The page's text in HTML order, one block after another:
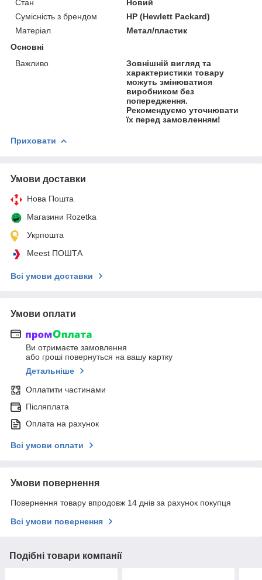
Стан
Новий
Сумісність з брендом
HP (Hewlett Packard)
Матеріал
Метал/пластик
Основні
Важливо
Зовнішній вигляд та
характеристики товару
можуть змінюватися
виробником без
попередження.
Рекомендуємо уточнювати
їх перед замовленням!
Приховати
Умови доставки
Нова Пошта
Магазини Rozetka
Укрпошта
Meest ПОШТА
Всі умови доставки
Умови оплати
Ви отримаєте замовлення
або гроші повернуться на вашу картку
Детальніше
Оплатити частинами
Післяплата
Оплата на рахунок
Всі умови оплати
Умови повернення
Повернення товару впродовж 14 днів за рахунок покупця
Всі умови повернення
Подібні товари компанії